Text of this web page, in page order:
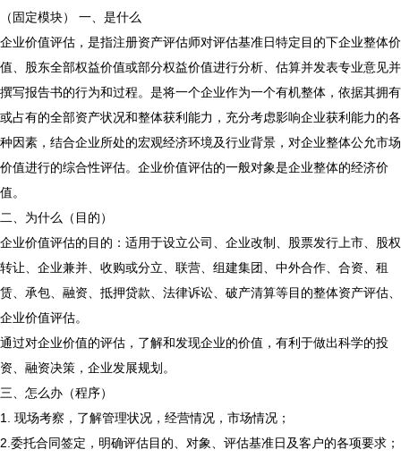
（固定模块） 一、是什么
企业价值评估，是指注册资产评估师对评估基准日特定目的下企业整体价
值、股东全部权益价值或部分权益价值进行分析、估算并发表专业意见并
撰写报告书的行为和过程。是将一个企业作为一个有机整体，依据其拥有
或占有的全部资产状况和整体获利能力，充分考虑影响企业获利能力的各
种因素，结合企业所处的宏观经济环境及行业背景，对企业整体公允市场
价值进行的综合性评估。企业价值评估的一般对象是企业整体的经济价
值。
二、为什么（目的）
企业价值评估的目的：适用于设立公司、企业改制、股票发行上市、股权
转让、企业兼并、收购或分立、联营、组建集团、中外合作、合资、租
赁、承包、融资、抵押贷款、法律诉讼、破产清算等目的整体资产评估、
企业价值评估。
通过对企业价值的评估，了解和发现企业的价值，有利于做出科学的投
资、融资决策，企业发展规划。
三、怎么办（程序）
1. 现场考察，了解管理状况，经营情况，市场情况；
2.委托合同签定，明确评估目的、对象、评估基准日及客户的各项要求；